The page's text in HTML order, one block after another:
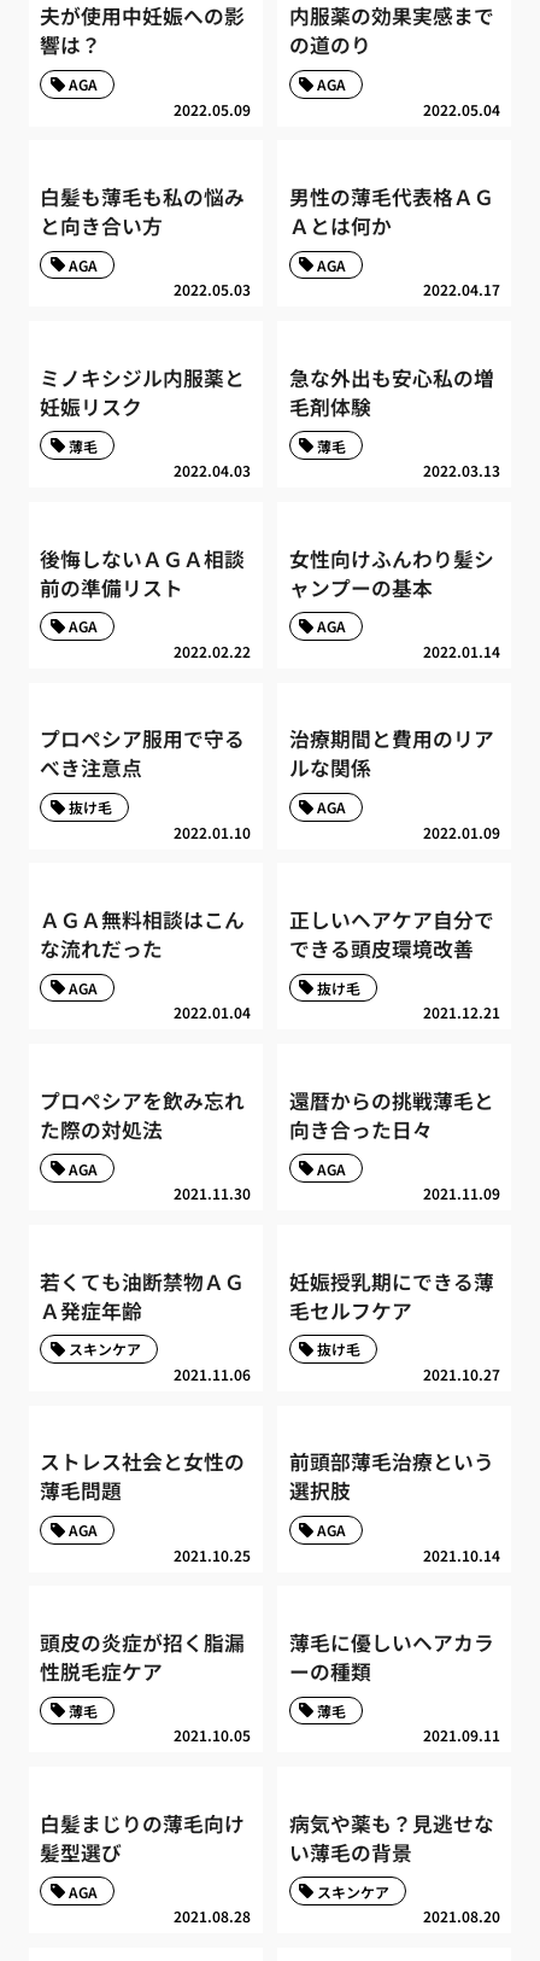
夫が使用中妊娠への影
響は？
2022.05.09
AGA
内服薬の効果実感まで
の道のり
2022.05.04
AGA
白髪も薄毛も私の悩み
と向き合い方
2022.05.03
AGA
男性の薄毛代表格ＡＧ
Ａとは何か
2022.04.17
AGA
ミノキシジル内服薬と
妊娠リスク
2022.04.03
薄毛
急な外出も安心私の増
毛剤体験
2022.03.13
薄毛
後悔しないＡＧＡ相談
前の準備リスト
2022.02.22
AGA
女性向けふんわり髪シ
ャンプーの基本
2022.01.14
AGA
プロペシア服用で守る
べき注意点
2022.01.10
抜け毛
治療期間と費用のリア
ルな関係
2022.01.09
AGA
ＡＧＡ無料相談はこん
な流れだった
2022.01.04
AGA
正しいヘアケア自分で
できる頭皮環境改善
2021.12.21
抜け毛
プロペシアを飲み忘れ
た際の対処法
2021.11.30
AGA
還暦からの挑戦薄毛と
向き合った日々
2021.11.09
AGA
若くても油断禁物ＡＧ
Ａ発症年齢
2021.11.06
スキンケア
妊娠授乳期にできる薄
毛セルフケア
2021.10.27
抜け毛
ストレス社会と女性の
薄毛問題
2021.10.25
AGA
前頭部薄毛治療という
選択肢
2021.10.14
AGA
頭皮の炎症が招く脂漏
性脱毛症ケア
2021.10.05
薄毛
薄毛に優しいヘアカラ
ーの種類
2021.09.11
薄毛
白髪まじりの薄毛向け
髪型選び
2021.08.28
AGA
病気や薬も？見逃せな
い薄毛の背景
2021.08.20
スキンケア